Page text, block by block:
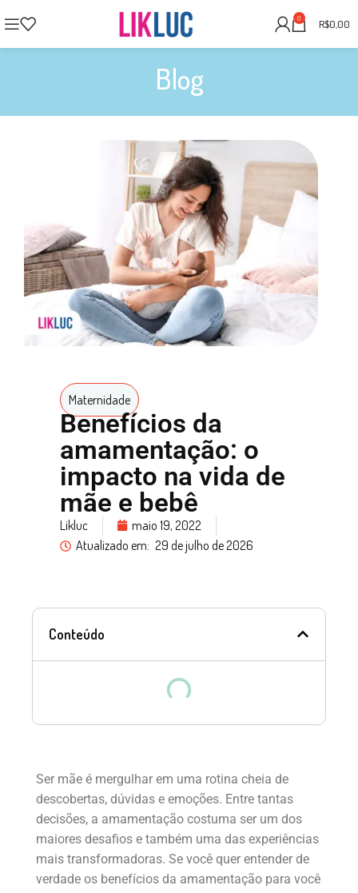
0 R$0,00
Blog
Maternidade
Benefícios da
amamentação: o
impacto na vida de
mãe e bebê
Likluc
maio 19, 2022
Atualizado em: 29 de julho de 2026
Conteúdo
Ser mãe é mergulhar em uma rotina cheia de
descobertas, dúvidas e emoções. Entre tantas
decisões, a amamentação costuma ser um dos
maiores desafios e também uma das experiências
mais transformadoras. Se você quer entender de
verdade os benefícios da amamentação para você